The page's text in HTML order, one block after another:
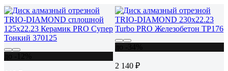
2 140 ₽